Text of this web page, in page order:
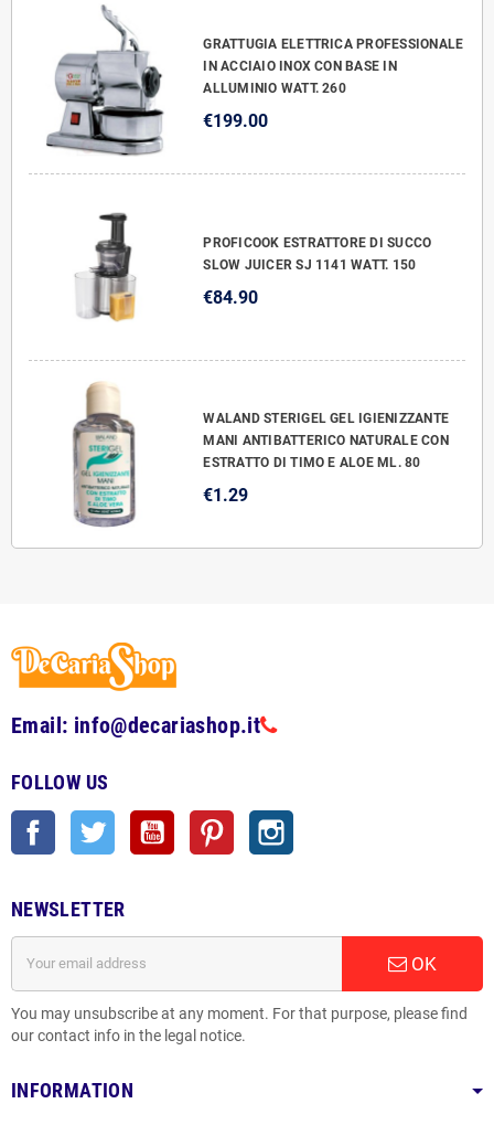
GRATTUGIA ELETTRICA PROFESSIONALE
IN ACCIAIO INOX CON BASE IN
ALLUMINIO WATT. 260
€199.00
PROFICOOK ESTRATTORE DI SUCCO
SLOW JUICER SJ 1141 WATT. 150
€84.90
WALAND STERIGEL GEL IGIENIZZANTE
MANI ANTIBATTERICO NATURALE CON
ESTRATTO DI TIMO E ALOE ML. 80
€1.29
Email: info@decariashop.it
FOLLOW US
Facebook Twitter YouTube Pinterest
NEWSLETTER
OK
You may unsubscribe at any moment. For that purpose, please find
our contact info in the legal notice.
INFORMATION